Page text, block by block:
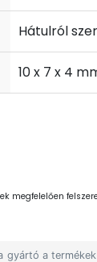
Hátulról
10 x 7 x 4
megfelelően
a